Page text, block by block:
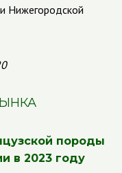
Нижегородской
породы
в 2023 году